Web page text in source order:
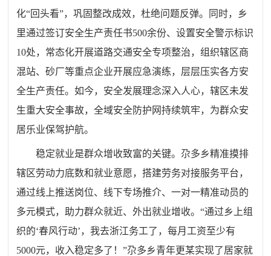
化“回头看”，巩固整改成效，杜绝问题反弹。同时，乡
里通过签订安全生产责任书500余份、设置安全警示标识
10处，常态化开展道路交通安全专项整治，组织辖区商
混站、砂厂等重点企业开展应急演练，层层压实各方安
全生产责任。如今，安全发展理念深入人心，辖区未发
生重大安全事故，全域安全防护网持续筑牢，为群众安
居乐业保驾护航。
稳定就业是群众增收致富的关键。尕多乡精准摸排
辖区劳动力底数和就业意愿，搭建劳务对接服务平台，
通过线上推送岗位、线下专场推介、一对一精准动员的
多元模式，助力群众就近、外出就业增收。“通过乡上组
织的‘春风行动’，我去浙江务工了，每月工资至少有
5000元，收入稳定多了！”尕多乡青年更某实现了居家就